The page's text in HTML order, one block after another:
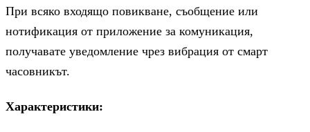
При всяко входящо повикване, съобщение или
нотификация от приложение за комуникация,
получавате уведомление чрез вибрация от смарт
часовникът.
Характеристики: